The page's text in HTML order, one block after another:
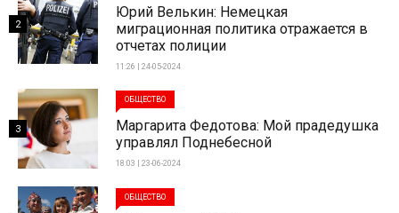
Юрий Велькин: Немецкая
миграционная политика отражается в
отчетах полиции
11:26 | 24-05-2024
2
ОБЩЕСТВО
Маргарита Федотова: Мой прадедушка
управлял Поднебесной
18:03 | 23-06-2024
3
ОБЩЕСТВО